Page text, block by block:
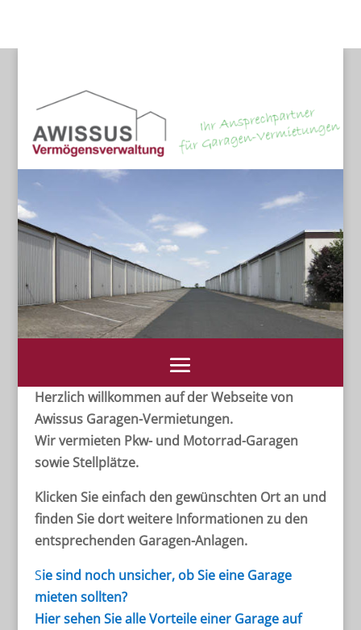
Herzlich willkommen auf der Webseite von
Awissus Garagen-Vermietungen.
Wir vermieten Pkw- und Motorrad-Garagen
sowie Stellplätze.
Klicken Sie einfach den gewünschten Ort an und
finden Sie dort weitere Informationen zu den
entsprechenden Garagen-Anlagen.
Siesind noch unsicher, ob Sie eine Garage
mieten sollten?
Hier sehen Sie alle Vorteile einer Garage auf